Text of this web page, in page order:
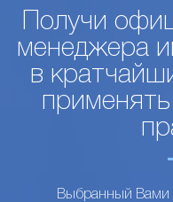
Получи
менеджера
в
Выбранный Вами